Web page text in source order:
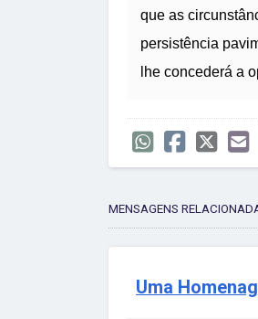
que as
persistência
lhe concederá a
MENSAGENS
Uma